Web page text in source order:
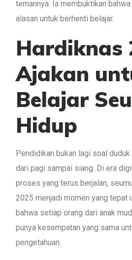
temannya. Ia membuktikan
alasan untuk berhenti belajar.
Hardiknas
Ajakan
Belajar
Hidup
Pendidikan bukan lagi soal
dari pagi sampai siang. Di era
proses yang terus berjalan,
2025 menjadi momen yang tepat
bahwa setiap orang dari anak
punya kesempatan yang sama
pengetahuan.